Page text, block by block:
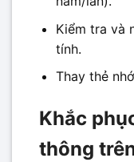
Kiểm tra và
tính.
Thay thẻ
Khắc
thông